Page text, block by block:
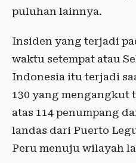
puluhan lainnya.
Insiden yang terjadi
waktu setempat atau
Indonesia itu terjadi
130 yang mengangkut
atas 114 penumpang
landas dari Puerto
Peru menuju wilayah